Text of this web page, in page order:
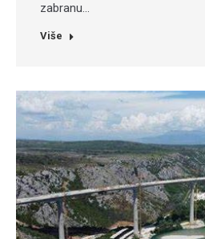
zabranu…
Više